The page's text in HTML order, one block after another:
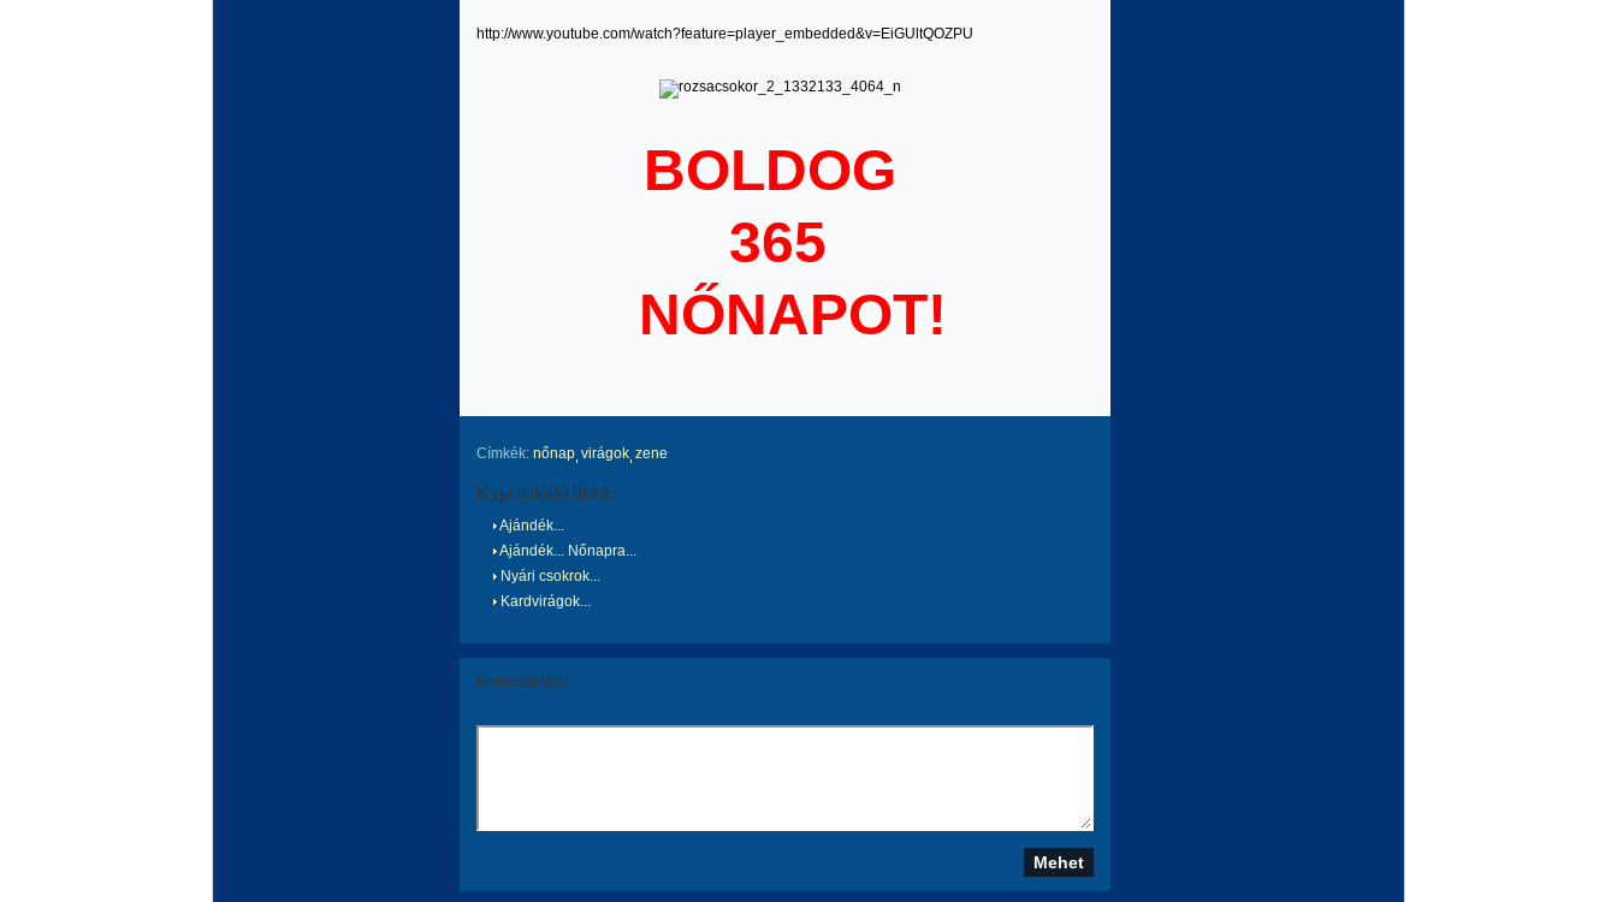
http://www.youtube.com/watch?feature=player_embedded&v=EiGUltQOZPU
BOLDOG
365
NŐNAPOT!
Címkék: nőnap virágok zene
Kapcsolódó hírek:
Ajándék...
Ajándék... Nőnapra...
Nyári csokrok...
Kardvirágok...
Kommentáld!